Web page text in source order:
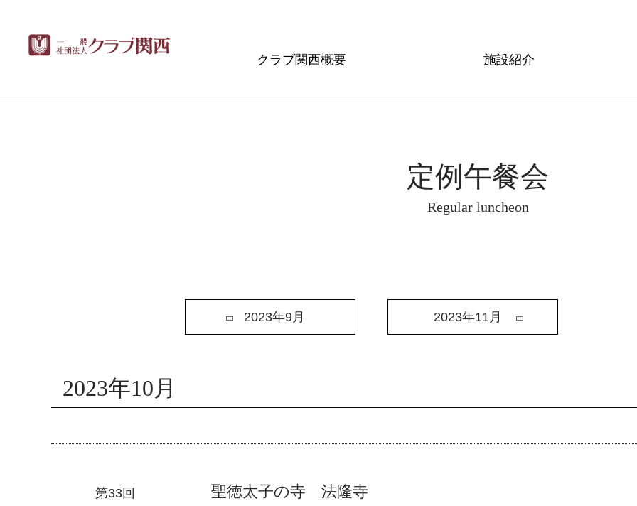
クラブ関西概要 施設紹介
定例午餐会
Regular luncheon
2023年9月 2023年11月
2023年10月
第33回 聖徳太子の寺 法隆寺